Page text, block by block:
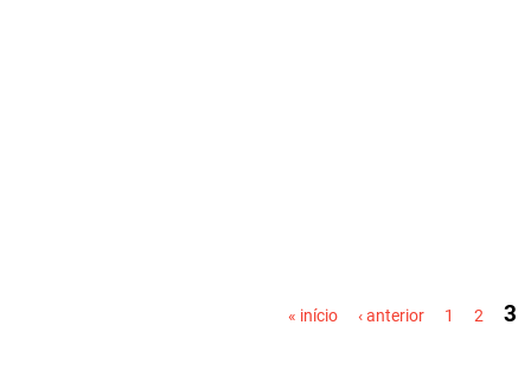
« início ‹ anterior 1 2 3